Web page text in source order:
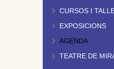
CURSOS I
EXPOSICIONS
AGENDA
TEATRE DE